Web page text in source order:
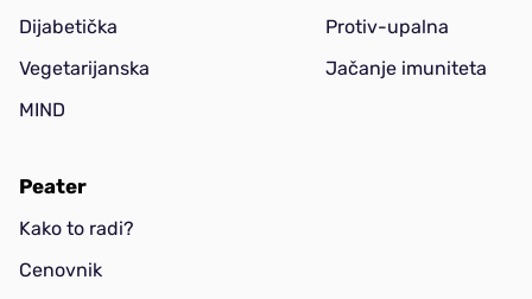
Dijabetička
Vegetarijanska
MIND
Protiv-upalna
Jačanje imuniteta
Peater
Kako to radi?
Cenovnik